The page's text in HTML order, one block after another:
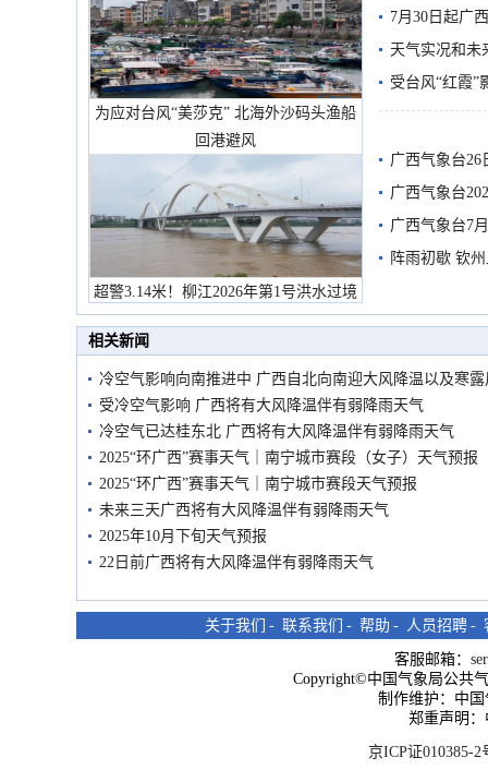
为应对台风“美莎克” 北海外沙码头渔船
回港避风
超警3.14米！柳江2026年第1号洪水过境
市民在堤岸见证汛况
7月30日起广
天气实况和未
受台风“红霞”
有较强降雨
广西气象台26
广西气象台
预警
广西气象台7
阵雨初歇 钦
相关新闻
冷空气影响向南推进中 广西自北向南迎大风降温以及寒
受冷空气影响 广西将有大风降温伴有弱降雨天气
冷空气已达桂东北 广西将有大风降温伴有弱降雨天气
2025“环广西”赛事天气｜南宁城市赛段（女子）天气预报
2025“环广西”赛事天气｜南宁城市赛段天气预报
未来三天广西将有大风降温伴有弱降雨天气
2025年10月下旬天气预报
22日前广西将有大风降温伴有弱降雨天气
关于我们 - 联系我们 - 帮助 - 人员招聘 -
客服邮箱：
Copyright©中国气象局公共
制作维护：中
郑重声明
京ICP证010385-2